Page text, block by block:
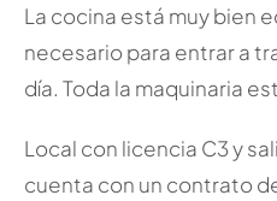
La cocina está muy bien
necesario para entrar a
día. Toda la maquinaria
Local con licencia C3 y
cuenta con un contrato